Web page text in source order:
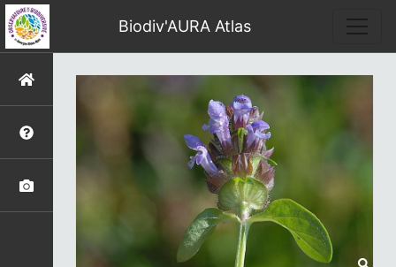
Biodiv'AURA Atlas